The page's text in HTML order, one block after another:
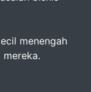
menengah